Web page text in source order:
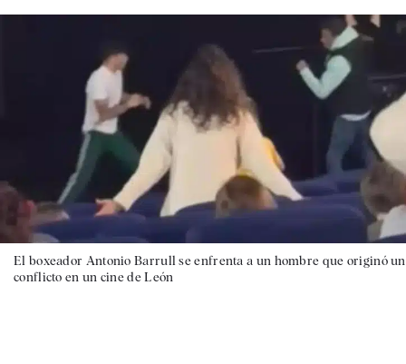
El boxeador Antonio Barrull se enfrenta a un hombre que originó un
conflicto en un cine de León